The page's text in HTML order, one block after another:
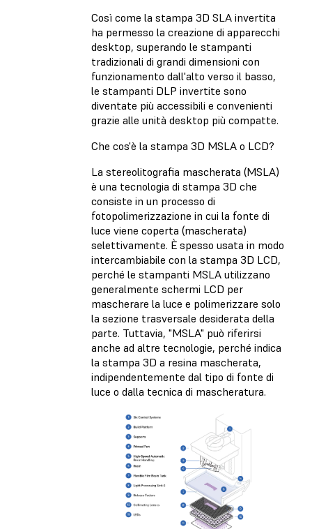
Così come la stampa 3D SLA invertita
ha permesso la creazione di apparecchi
desktop, superando le stampanti
tradizionali di grandi dimensioni con
funzionamento dall'alto verso il basso,
le stampanti DLP invertite sono
diventate più accessibili e convenienti
grazie alle unità desktop più compatte.
Che cos'è la stampa 3D MSLA o LCD?
La stereolitografia mascherata (MSLA)
è una tecnologia di stampa 3D che
consiste in un processo di
fotopolimerizzazione in cui la fonte di
luce viene coperta (mascherata)
selettivamente. È spesso usata in modo
intercambiabile con la stampa 3D LCD,
perché le stampanti MSLA utilizzano
generalmente schermi LCD per
mascherare la luce e polimerizzare solo
la sezione trasversale desiderata della
parte. Tuttavia, "MSLA" può riferirsi
anche ad altre tecnologie, perché indica
la stampa 3D a resina mascherata,
indipendentemente dal tipo di fonte di
luce o dalla tecnica di mascheratura.